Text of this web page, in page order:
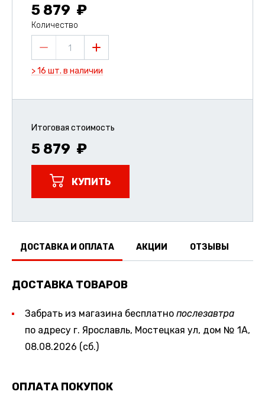
5 879
Количество
1
> 16 шт. в наличии
Итоговая стоимость
5 879
КУПИТЬ
ДОСТАВКА И ОПЛАТА АКЦИИ ОТЗЫВЫ
ДОСТАВКА ТОВАРОВ
Забрать из магазина бесплатно послезавтра
по адресу г. Ярославль, Мостецкая ул, дом № 1А,
08.08.2026 (сб.)
ОПЛАТА ПОКУПОК